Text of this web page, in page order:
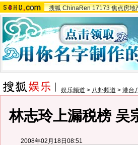
搜狐 ChinaRen 17173 焦点房地
娱乐频道 > 八卦频道 > 港台
林志玲上漏税榜 吴
2008年02月18日08:51